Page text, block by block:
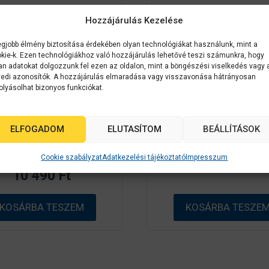
Hozzájárulás Kezelése
élmény biztosítása érdekében olyan technológiákat használunk, mint a
k. Ezen technológiákhoz való hozzájárulás lehetővé teszi számunkra, hogy
adatokat dolgozzunk fel ezen az oldalon, mint a böngészési viselkedés vagy
azonosítók. A hozzájárulás elmaradása vagy visszavonása hátrányosan
bizonyos funkciókat.
ELFOGADOM ELUTASÍTOM BEÁLLÍTÁSOK
Cookie szabályzatAdatkezelési tájékoztatóImpresszum
C33S020601
SJIC22P(K) BLACK
32.5 ml (eredeti)
5
b
ő
l
Készleten
10 490Ft
KOSÁRBA TESZEM
Epson
Premium Matte
a
-
b
ő
Készleten
KOSÁRBA TESZEM